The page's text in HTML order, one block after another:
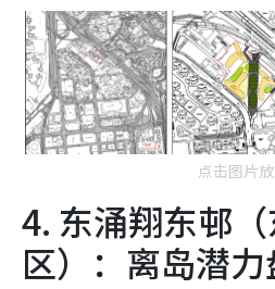
点击图片
4. 东涌翔东邨
区）：离岛潜